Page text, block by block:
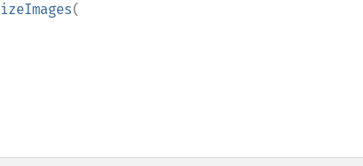
(